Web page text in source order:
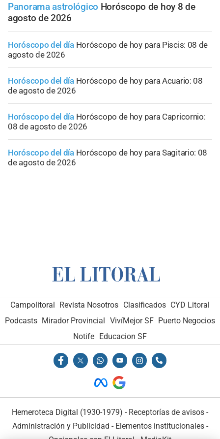
Panorama astrológico Horóscopo de hoy 8 de
agosto de 2026
Horóscopo del día Horóscopo de hoy para Piscis: 08 de
agosto de 2026
Horóscopo del día Horóscopo de hoy para Acuario: 08
de agosto de 2026
Horóscopo del día Horóscopo de hoy para Capricornio:
08 de agosto de 2026
Horóscopo del día Horóscopo de hoy para Sagitario: 08
de agosto de 2026
Campolitoral Revista Nosotros Clasificados CYD Litoral
Podcasts Mirador Provincial VivíMejor SF Puerto Negocios
Notife Educacion SF
Hemeroteca Digital (1930-1979) - Receptorías de avisos -
Administración y Publicidad - Elementos institucionales-